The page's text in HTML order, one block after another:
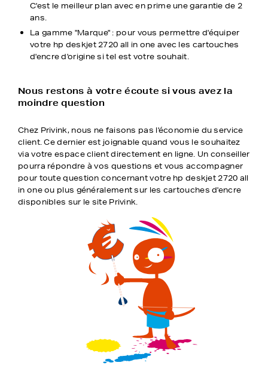
C'est le meilleur plan avec en prime une garantie de 2
ans.
La gamme "Marque" : pour vous permettre d'équiper
votre hp deskjet 2720 all in one avec les cartouches
d'encre d'origine si tel est votre souhait.
Nous restons à votre écoute si vous avez la
moindre question
Chez Privink, nous ne faisons pas l'économie du service
client. Ce dernier est joignable quand vous le souhaitez
via votre espace client directement en ligne. Un conseiller
pourra répondre à vos questions et vous accompagner
pour toute question concernant votre hp deskjet 2720 all
in one ou plus généralement sur les cartouches d'encre
disponibles sur le site Privink.